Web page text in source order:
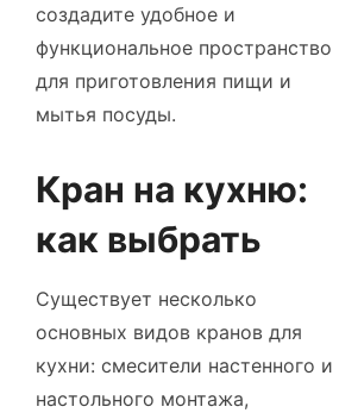
создадите удобное и
функциональное пространство
для приготовления пищи и
мытья посуды.
Кран на кухню:
как выбрать
Существует несколько
основных видов кранов для
кухни: смесители настенного и
настольного монтажа,